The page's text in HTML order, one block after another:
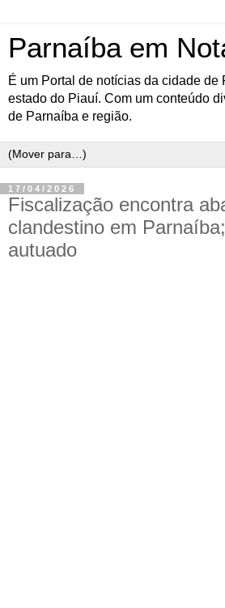
Parnaíba em
É um Portal de notícias da cidade
estado do Piauí. Com um conteúdo
de Parnaíba e região.
17/04/2026
Fiscalização encontra
clandestino em
autuado